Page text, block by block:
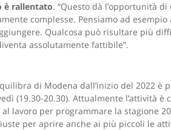
è rallentato. “Questo dà l’opportunità
complesse. Pensiamo ad
Qualcosa può risultare più
assolutamente fattibile”.
di Modena dall’inizio del 2022 è
(19.30-20.30). Attualmente l’attività
lavoro per programmare la stagione
per aprire anche ai più piccoli le